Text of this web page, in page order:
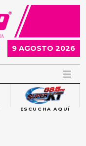
9 AGOSTO 2026
ESCUCHA AQUÍ